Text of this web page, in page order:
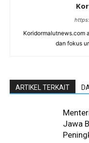
Koridormalutnews.com
dan fokus
ARTIKEL TERKAIT
Jawa